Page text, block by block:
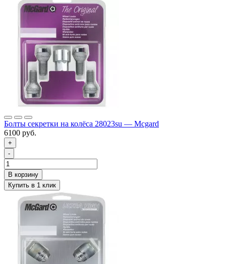
Болты секретки на колёса 28023su — Mcgard
6100 руб.
+
-